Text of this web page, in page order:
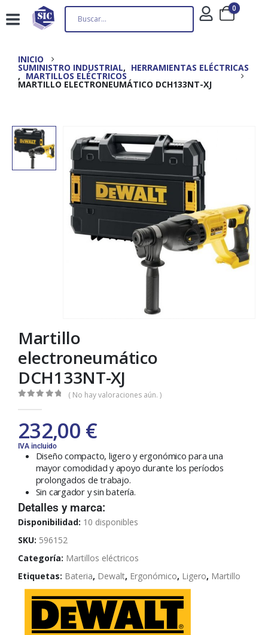
0
INICIO
SUMINISTRO INDUSTRIAL, HERRAMIENTAS ELÉCTRICAS
, MARTILLOS ELÉCTRICOS
MARTILLO ELECTRONEUMÁTICO DCH133NT-XJ
Martillo
electroneumático
DCH133NT-XJ
( No hay valoraciones aún. )
232,00 €
IVA incluido
Diseño compacto, ligero y ergonómico para una
mayor comodidad y apoyo durante los períodos
prolongados de trabajo.
Sin cargador y sin batería.
Detalles y marca:
Disponibilidad: 10 disponibles
SKU: 596152
Categoría: Martillos eléctricos
Etiquetas: Bateria, Dewalt, Ergonómico, Ligero, Martillo